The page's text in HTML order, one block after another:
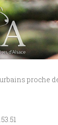
proche